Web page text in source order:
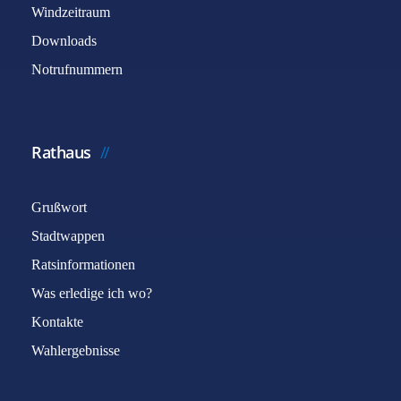
Windzeitraum
Downloads
Notrufnummern
Rathaus
Grußwort
Stadtwappen
Ratsinformationen
Was erledige ich wo?
Kontakte
Wahlergebnisse